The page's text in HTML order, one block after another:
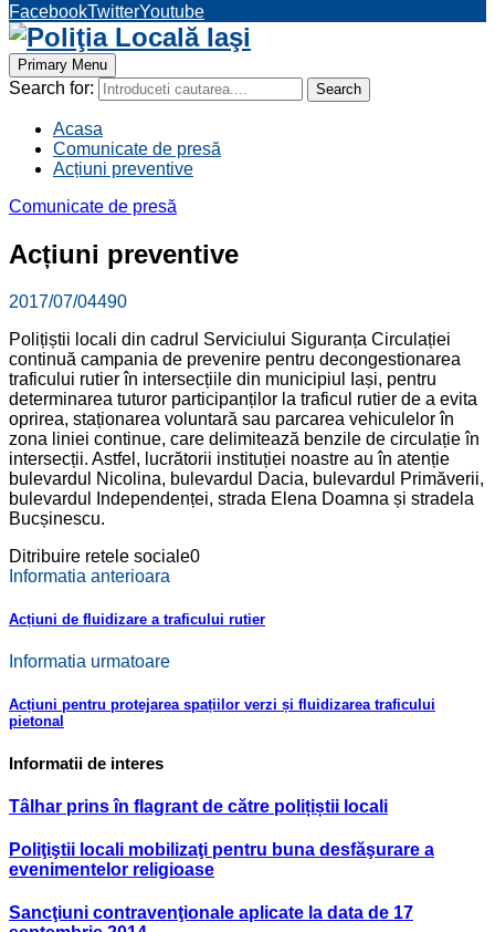
FacebookTwitterYoutube
Primary Menu
Search for: Search
Acasa
Comunicate de presă
Acțiuni preventive
Comunicate de presă
Acțiuni preventive
2017/07/04490
Polițiștii locali din cadrul Serviciului Siguranța Circulației
continuă campania de prevenire pentru decongestionarea
traficului rutier în intersecțiile din municipiul Iași, pentru
determinarea tuturor participanților la traficul rutier de a evita
oprirea, staționarea voluntară sau parcarea vehiculelor în
zona liniei continue, care delimitează benzile de circulație în
intersecții. Astfel, lucrătorii instituției noastre au în atenție
bulevardul Nicolina, bulevardul Dacia, bulevardul Primăverii,
bulevardul Independenței, strada Elena Doamna și stradela
Bucșinescu.
Ditribuire retele sociale0
Informatia anterioara
Acțiuni de fluidizare a traficului rutier
Informatia urmatoare
Acțiuni pentru protejarea spațiilor verzi și fluidizarea traficului
pietonal
Informatii de interes
Tâlhar prins în flagrant de către polițiștii locali
Poliţiştii locali mobilizaţi pentru buna desfăşurare a
evenimentelor religioase
Sancţiuni contravenţionale aplicate la data de 17